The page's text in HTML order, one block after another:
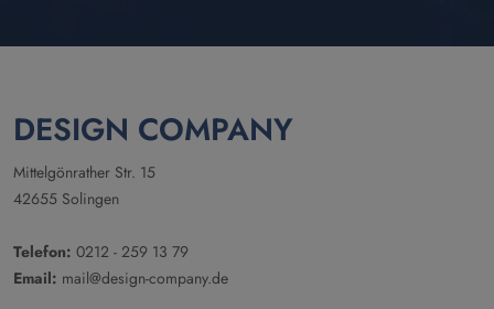
DESIGN COMPANY
Mittelgönrather Str. 15
42655 Solingen
Telefon: 0212 - 259 13 79
Email: mail@design-company.de